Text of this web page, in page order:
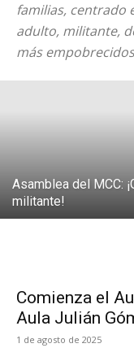
familias, centrado
adulto, militante,
más
Jornada: Una
19 de enero de 2026
Asamblea del MCC:
militante!
Comienza el
Aula Julián
1 de agosto de 2025